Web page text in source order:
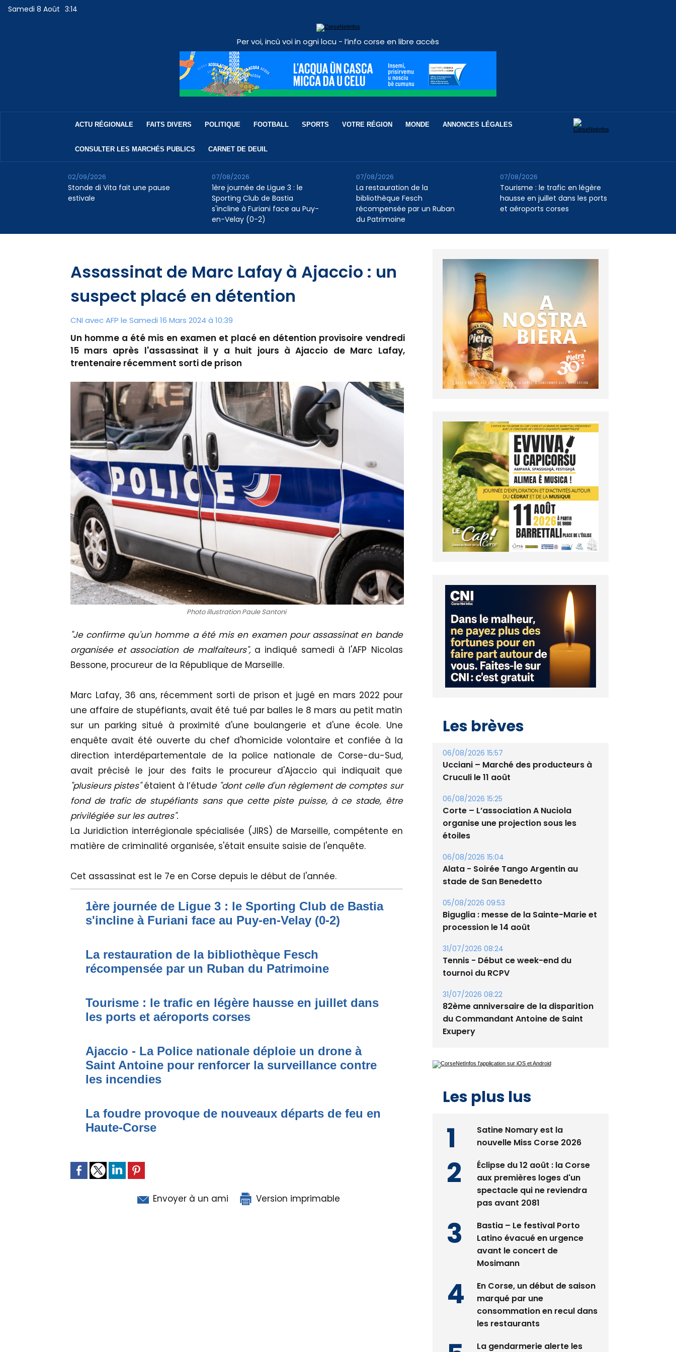
Samedi 8 Août 3:14
Per voi, incù voi in ogni locu - l’info corse en libre accès
ACTU RÉGIONALE FAITS DIVERS POLITIQUE FOOTBALL SPORTS VOTRE RÉGION MONDE ANNONCES LÉGALES
CONSULTER LES MARCHÉS PUBLICS CARNET DE DEUIL
Stonde di Vita fait une pause
estivale
02/09/2026
1ère journée de Ligue 3 : le
Sporting Club de Bastia
s'incline à Furiani face au Puy-
en-Velay (0-2)
07/08/2026
La restauration de la
bibliothèque Fesch
récompensée par un Ruban
du Patrimoine
07/08/2026
Tourisme : le trafic en légère
hausse en juillet dans les ports
et aéroports corses
07/08/2026
Assassinat de Marc Lafay à Ajaccio : un
suspect placé en détention
CNI avec AFP le Samedi 16 Mars 2024 à 10:39
Un homme a été mis en examen et placé en détention provisoire vendredi
15 mars après l'assassinat il y a huit jours à Ajaccio de Marc Lafay,
trentenaire récemment sorti de prison
Photo illustration Paule Santoni
"Je confirme qu'un homme a été mis en examen pour assassinat en bande
organisée et association de malfaiteurs", a indiqué samedi à l'AFP Nicolas
Bessone, procureur de la République de Marseille.
Marc Lafay, 36 ans, récemment sorti de prison et jugé en mars 2022 pour
une affaire de stupéfiants, avait été tué par balles le 8 mars au petit matin
sur un parking situé à proximité d'une boulangerie et d'une école. Une
enquête avait été ouverte du chef d'homicide volontaire et confiée à la
direction interdépartementale de la police nationale de Corse-du-Sud,
avait précisé le jour des faits le procureur d'Ajaccio qui indiquait que
"plusieurs pistes"étaient à l’étude "dont celle d'un règlement de comptes sur
fond de trafic de stupéfiants sans que cette piste puisse, à ce stade, être
privilégiée sur les autres".
La Juridiction interrégionale spécialisée (JIRS) de Marseille, compétente en
matière de criminalité organisée, s'était ensuite saisie de l'enquête.
Cet assassinat est le 7e en Corse depuis le début de l'année.
1ère journée de Ligue 3 : le Sporting Club de Bastia
s'incline à Furiani face au Puy-en-Velay (0-2)
La restauration de la bibliothèque Fesch
récompensée par un Ruban du Patrimoine
Tourisme : le trafic en légère hausse en juillet dans
les ports et aéroports corses
Ajaccio - La Police nationale déploie un drone à
Saint Antoine pour renforcer la surveillance contre
les incendies
La foudre provoque de nouveaux départs de feu en
Haute-Corse
Envoyer à un ami Version imprimable
Les brèves
06/08/2026 15:57
Ucciani – Marché des producteurs à
Cruculi le 11 août
06/08/2026 15:25
Corte – L’association A Nuciola
organise une projection sous les
étoiles
06/08/2026 15:04
Alata - Soirée Tango Argentin au
stade de San Benedetto
05/08/2026 09:53
Biguglia : messe de la Sainte-Marie et
procession le 14 août
31/07/2026 08:24
Tennis - Début ce week-end du
tournoi du RCPV
31/07/2026 08:22
82ème anniversaire de la disparition
du Commandant Antoine de Saint
Exupery
Les plus lus
Satine Nomary est la
nouvelle Miss Corse 2026
Éclipse du 12 août : la Corse
aux premières loges d'un
spectacle qui ne reviendra
pas avant 2081
Bastia – Le festival Porto
Latino évacué en urgence
avant le concert de
Mosimann
En Corse, un début de saison
marqué par une
consommation en recul dans
les restaurants
La gendarmerie alerte les